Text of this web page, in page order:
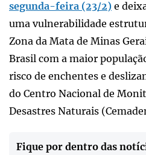
segunda-feira (23/2) e
uma vulnerabilidade
Zona da Mata de Minas
Brasil com a maior
risco de enchentes e
do Centro Nacional de
Desastres Naturais
Fique por dentro das